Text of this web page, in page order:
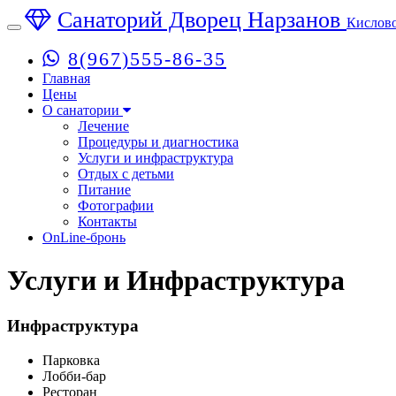
Toggle
navigation
Санаторий Дворец Нарзанов
8(967)555-86-35
Главная
Цены
О санатории
Лечение
Процедуры и диагностика
Услуги и инфраструктура
Отдых с детьми
Питание
Фотографии
Контакты
OnLine-бронь
Услуги и Инфраструктура
Инфраструктура
Парковка
Лобби-бар
Ресторан